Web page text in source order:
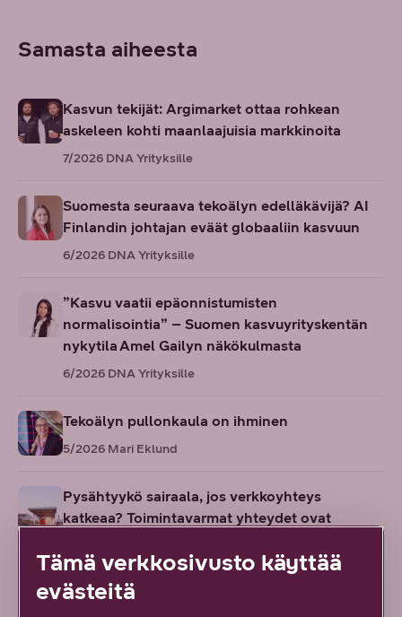
Samasta aiheesta
Kasvun tekijät: Argimarket ottaa rohkean
askeleen kohti maanlaajuisia markkinoita
7/2026 DNA Yrityksille
Suomesta seuraava tekoälyn edelläkävijä? AI
Finlandin johtajan eväät globaaliin kasvuun
6/2026 DNA Yrityksille
”Kasvu vaatii epäonnistumisten
normalisointia” – Suomen kasvuyrityskentän
nykytila Amel Gailyn näkökulmasta
6/2026 DNA Yrityksille
Tekoälyn pullonkaula on ihminen
5/2026 Mari Eklund
Pysähtyykö sairaala, jos verkkoyhteys
katkeaa? Toimintavarmat yhteydet ovat
3/2026DNA Yrityksille
Tämä verkkosivusto käyttää
evästeitä